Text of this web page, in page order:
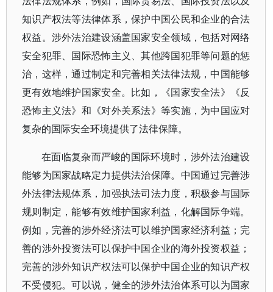
知识产权法等法律体系，保护中国公民和企业的合法
权益。涉外法治建设涵盖国家安全领域，包括对网络
安全犯罪、国际恐怖主义、其他跨国犯罪等问题的惩
治，这样，通过制定和完善相关法律法规，中国能够
更有效地维护国家安全。比如，《国家安全法》《反
恐怖主义法》和《对外关系法》等实施，为中国应对
复杂的国际安全环境提供了法律保障。
在面临复杂而严峻的国际环境时，涉外法治建设
能够为国家战略定力提供法治保障。中国通过完善涉
外法律法规体系，加强执法司法力度，积极参与国际
规则制定，能够有效维护国家利益，化解国际争端。
例如，完善的涉外经济法可以维护国家经济利益；完
善的涉外投资法可以保护中国企业的海外投资权益；
完善的涉外知识产权法可以保护中国企业的知识产权
不受侵犯。可以说，健全的涉外法治体系可以为国家